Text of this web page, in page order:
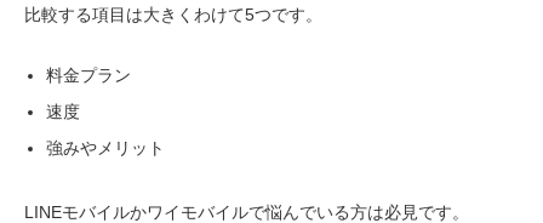
比較する項目は大きくわけて5つです。
料金プラン
速度
強みやメリット
LINEモバイルかワイモバイルで悩んでいる方は必見です。